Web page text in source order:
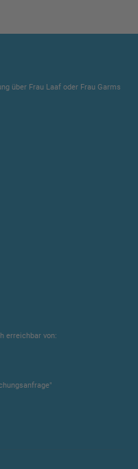
über Frau Laaf oder Frau Garms
erreichbar von: